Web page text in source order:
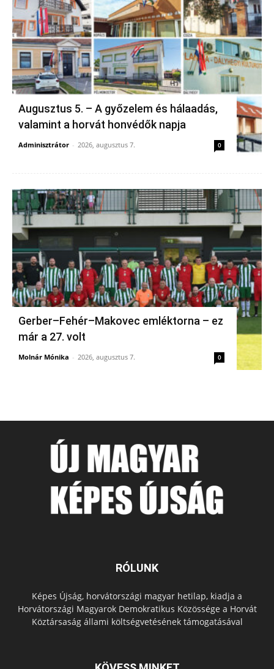
Augusztus 5. – A győzelem és hálaadás,
valamint a horvát honvédők napja
Adminisztrátor - 2026, augusztus 7. 0
Gerber–Fehér–Makovec emléktorna – ez
már a 27. volt
Molnár Mónika - 2026, augusztus 7. 0
RÓLUNK
Képes Újság, horvátországi magyar hetilap, kiadja a
Horvátországi Magyarok Demokratikus Közössége a Horvát
Köztársaság állami költségvetésének támogatásával